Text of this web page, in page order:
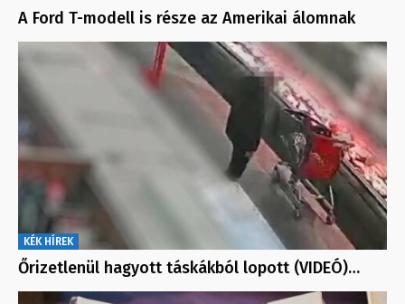
A Ford T-modell is része az Amerikai álomnak
KÉK HÍREK
Őrizetlenül hagyott táskákból lopott (VIDEÓ)…